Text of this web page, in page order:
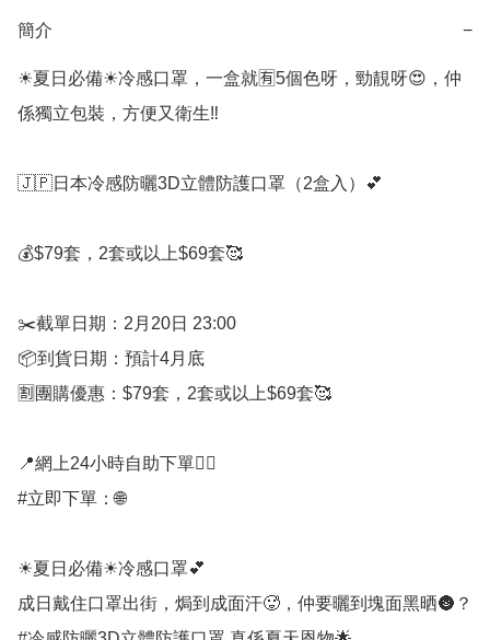
簡介 −
☀夏日必備☀冷感口罩，一盒就🈶5個色呀，勁靚呀😍，仲
係獨立包裝，方便又衛生‼️
🇯🇵日本冷感防曬3D立體防護口罩（2盒入）💕
💰$79套，2套或以上$69套🥰
✂️截單日期：2月20日 23:00
📦到貨日期：預計4月底
🈹團購優惠：$79套，2套或以上$69套🥰
📍網上24小時自助下單👍🏻
#立即下單：🌐
☀夏日必備☀冷感口罩💕
成日戴住口罩出街，焗到成面汗🥵，仲要曬到塊面黑晒🌚？